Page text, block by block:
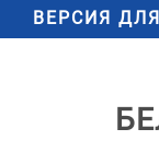
ВЕРСИЯ